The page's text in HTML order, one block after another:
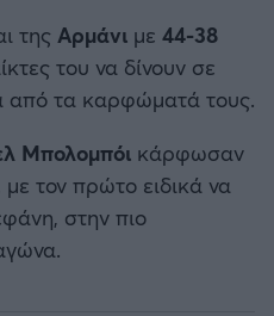
της Αρμάνι με 44-38
του να δίνουν σε
από τα καρφώματά τους.
Μπολομπόι κάρφωσαν
τον πρώτο ειδικά να
στην πιο